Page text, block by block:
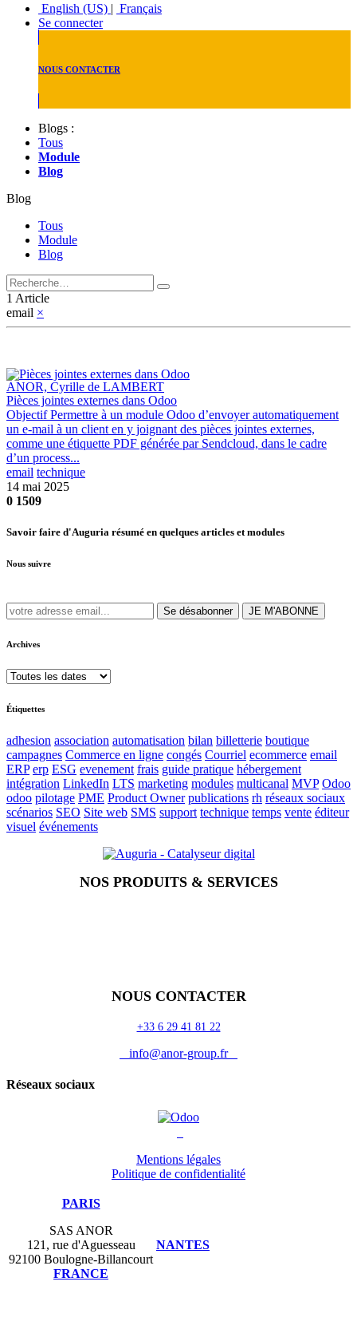
English (US) | Français
Se connecter
NOUS CONTACTER
Blogs :
Tous
Module
Blog
Blog
Tous
Module
Blog
1 Article
email ×
ANOR, Cyrille de LAMBERT
Pièces jointes externes dans Odoo
Objectif Permettre à un module Odoo d’envoyer automatiquement
un e-mail à un client en y joignant des pièces jointes externes,
comme une étiquette PDF générée par Sendcloud, dans le cadre
d’un process...
email technique
14 mai 2025
0 1509
Savoir faire d'Auguria résumé en quelques articles et modules
Nous suivre
Se désabonner JE M'ABONNE
Archives
Étiquettes
adhesion association automatisation bilan billetterie boutique
campagnes Commerce en ligne congés Courriel ecommerce email
ERP erp ESG evenement frais guide pratique hébergement
intégration LinkedIn LTS marketing modules multicanal MVP Odoo
odoo pilotage PME Product Owner publications rh réseaux sociaux
scénarios SEO Site web SMS support technique temps vente éditeur
visuel événements
NOS PRODUITS & SERVICES
NOUS CONTACTER
+33 6 29 41 81 22
info@anor-group.fr
Réseaux sociaux
Mentions légales
Politique de confidentialité
PARIS
SAS ANOR
121, rue d'Aguesseau
92100 Boulogne-Billancourt
FRANCE
NANTES